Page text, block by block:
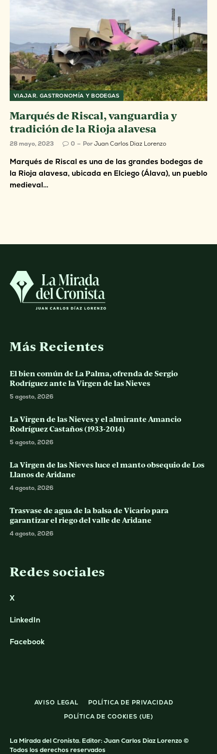
VIAJAR. GASTRONOMÍA Y BODEGAS
Marqués de Riscal, vanguardia y
tradición de la Rioja alavesa
28 mayo, 2023 0 PorJuan Carlos Diaz Lorenzo
Marqués de Riscal es una de las grandes bodegas de
la Rioja alavesa, ubicada en Elciego (Álava), un pueblo
medieval…
Más Recientes
El bien común de La Palma, ofrenda de Sergio
Rodríguez ante la Virgen de las Nieves
5 agosto, 2026
La Virgen de las Nieves y el almirante Amancio
Rodríguez Castaños (1933-2014)
5 agosto, 2026
La Virgen de las Nieves luce el manto obsequio de Los
Llanos de Aridane
4 agosto, 2026
Trasvase de agua de la balsa de Vicario para
garantizar el riego del valle de Aridane
4 agosto, 2026
Redes sociales
X
LinkedIn
Facebook
AVISO LEGAL
POLÍTICA DE PRIVACIDAD
POLÍTICA DE COOKIES (UE)
La Mirada del Cronista. Editor: Juan Carlos Diaz Lorenzo ©
Todos los derechos reservados